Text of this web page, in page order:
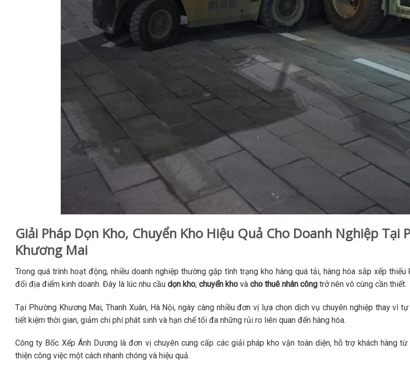
Giải Pháp Dọn Kho, Chuyển Kho Hiệu Quả Cho Doanh Nghiệp Tại
Khương Mai
Trong quá trình hoạt động, nhiều doanh nghiệp thường gặp tình trạng kho hàng quá tải, hàng hóa sắp xếp
đổi địa điểm kinh doanh. Đây là lúc nhu cầu dọn kho, chuyển kho và cho thuê nhân công trở nên vô cùng cần thiết.
Tại Phường Khương Mai, Thanh Xuân, Hà Nội, ngày càng nhiều đơn vị lựa chọn dịch vụ chuyên nghiệp thay vì
tiết kiệm thời gian, giảm chi phí phát sinh và hạn chế tối đa những rủi ro liên quan đến hàng hóa.
Công ty Bốc Xếp Ánh Dương là đơn vị chuyên cung cấp các giải pháp kho vận toàn diện, hỗ trợ khách hàng
thiện công việc một cách nhanh chóng và hiệu quả.